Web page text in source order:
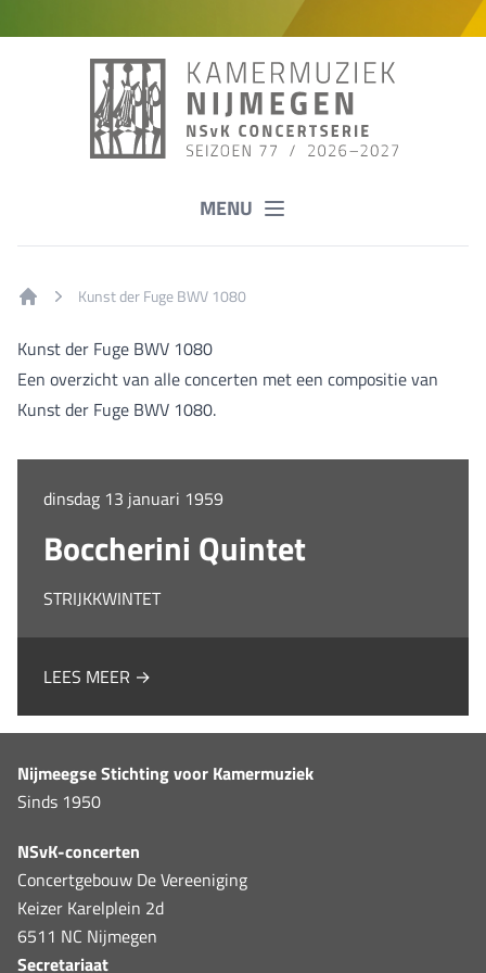
MENU
Kunst der Fuge BWV 1080
Kunst der Fuge BWV 1080
Een overzicht van alle concerten met een compositie van
Kunst der Fuge BWV 1080.
dinsdag 13 januari 1959
Boccherini Quintet
STRIJKKWINTET
LEES MEER →
Nijmeegse Stichting voor Kamermuziek
Sinds 1950
NSvK-concerten
Concertgebouw De Vereeniging
Keizer Karelplein 2d
6511 NC Nijmegen
Secretariaat